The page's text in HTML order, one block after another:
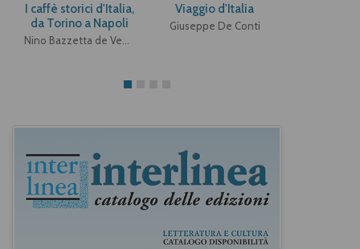
I caffè storici d'Italia,
da Torino a Napoli
Viaggio d'Italia
Giuseppe De Conti